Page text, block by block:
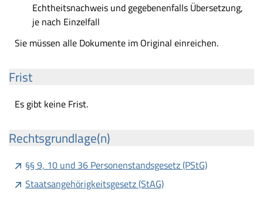
Echtheitsnachweis und gegebenenfalls Übersetzung,
je nach Einzelfall
Sie müssen alle Dokumente im Original einreichen.
Frist
Es gibt keine Frist.
Rechtsgrundlage(n)
§§ 9, 10 und 36 Personenstandsgesetz (PStG)
Staatsangehörigkeitsgesetz (StAG)